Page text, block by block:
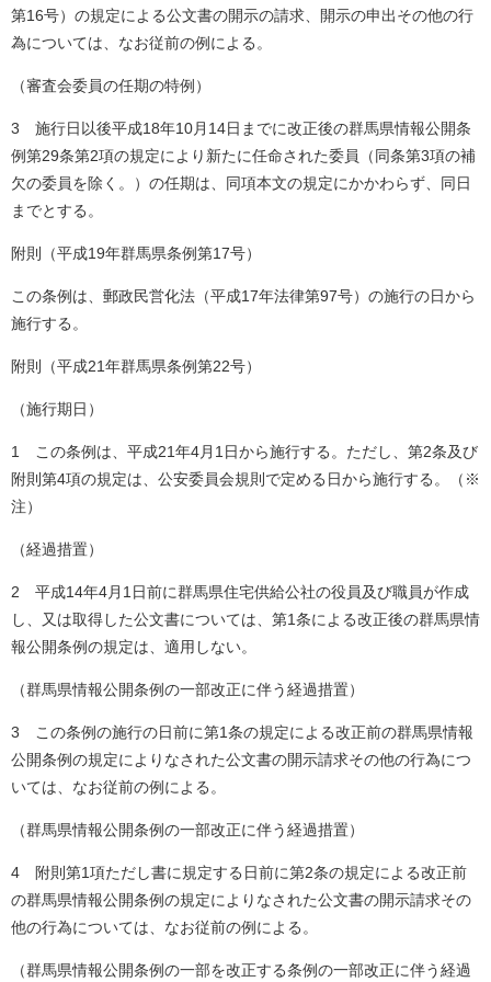
第16号）の規定による公文書の開示の請求、開示の申出その他の行
為については、なお従前の例による。
（審査会委員の任期の特例）
3 施行日以後平成18年10月14日までに改正後の群馬県情報公開条
例第29条第2項の規定により新たに任命された委員（同条第3項の補
欠の委員を除く。）の任期は、同項本文の規定にかかわらず、同日
までとする。
附則（平成19年群馬県条例第17号）
この条例は、郵政民営化法（平成17年法律第97号）の施行の日から
施行する。
附則（平成21年群馬県条例第22号）
（施行期日）
1 この条例は、平成21年4月1日から施行する。ただし、第2条及び
附則第4項の規定は、公安委員会規則で定める日から施行する。（※
注）
（経過措置）
2 平成14年4月1日前に群馬県住宅供給公社の役員及び職員が作成
し、又は取得した公文書については、第1条による改正後の群馬県情
報公開条例の規定は、適用しない。
（群馬県情報公開条例の一部改正に伴う経過措置）
3 この条例の施行の日前に第1条の規定による改正前の群馬県情報
公開条例の規定によりなされた公文書の開示請求その他の行為につ
いては、なお従前の例による。
（群馬県情報公開条例の一部改正に伴う経過措置）
4 附則第1項ただし書に規定する日前に第2条の規定による改正前
の群馬県情報公開条例の規定によりなされた公文書の開示請求その
他の行為については、なお従前の例による。
（群馬県情報公開条例の一部を改正する条例の一部改正に伴う経過